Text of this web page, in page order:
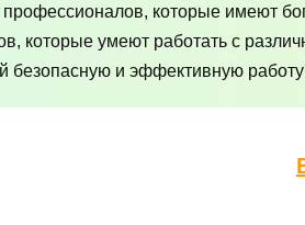
которые имеют
которые умеют работать с
безопасную и эффективную